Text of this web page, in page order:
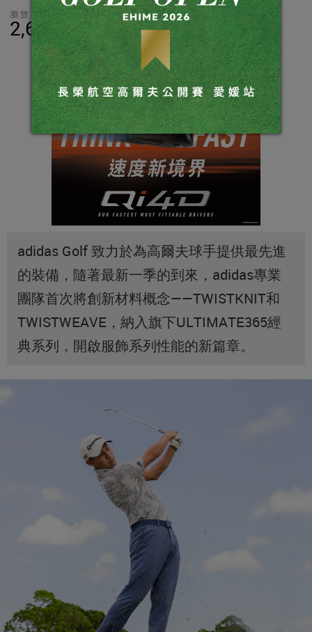
瀏覽數
2,642 分享 LINE
adidas Golf 致力於為高爾夫球手提供最先進
的裝備，隨著最新一季的到來，adidas專業
團隊首次將創新材料概念——TWISTKNIT和
TWISTWEAVE，納入旗下ULTIMATE365經
典系列，開啟服飾系列性能的新篇章。